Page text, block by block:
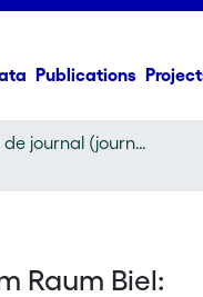
Publications
Fascicule de journal (journal)
Raum Biel: